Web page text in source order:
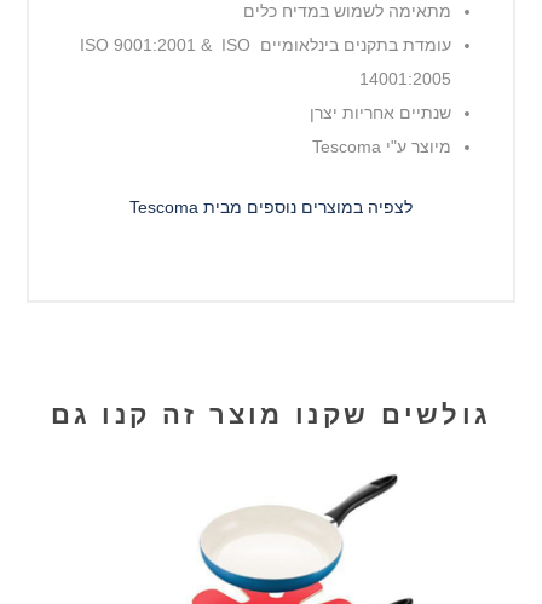
מתאימה לשמוש במדיח כלים
עומדת בתקנים בינלאומיים ISO 9001:2001 & ISO
14001:2005
שנתיים אחריות יצרן
מיוצר ע"י Tescoma
לצפיה במוצרים נוספים מבית Tescoma
גולשים שקנו מוצר זה קנו גם